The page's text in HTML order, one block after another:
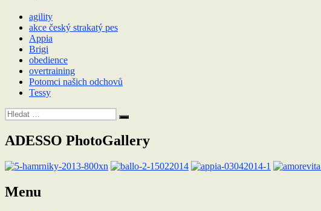
agility
akce český strakatý pes
Appia
Brigi
obedience
overtraining
Potomci našich odchovů
Tessy
Hledat:
Hledání
ADESSO PhotoGallery
Menu